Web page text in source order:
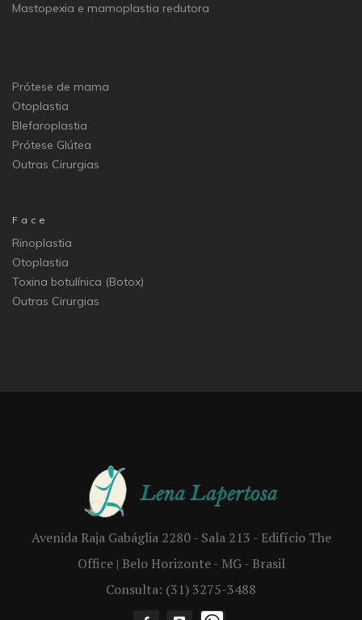
Mastopexia e mamoplastia redutora
Prótese de mama
Otoplastia
Blefaroplastia
Prótese Glútea
Outras Cirurgias
Face
Rinoplastia
Otoplastia
Toxina botulínica (Botox)
Outras Cirurgias
Avenida Raja Gabáglia 2280 - Sala 213 - Edifício The
Office | Belo Horizonte - MG - Brasil
Consulta: (31) 3275-3488